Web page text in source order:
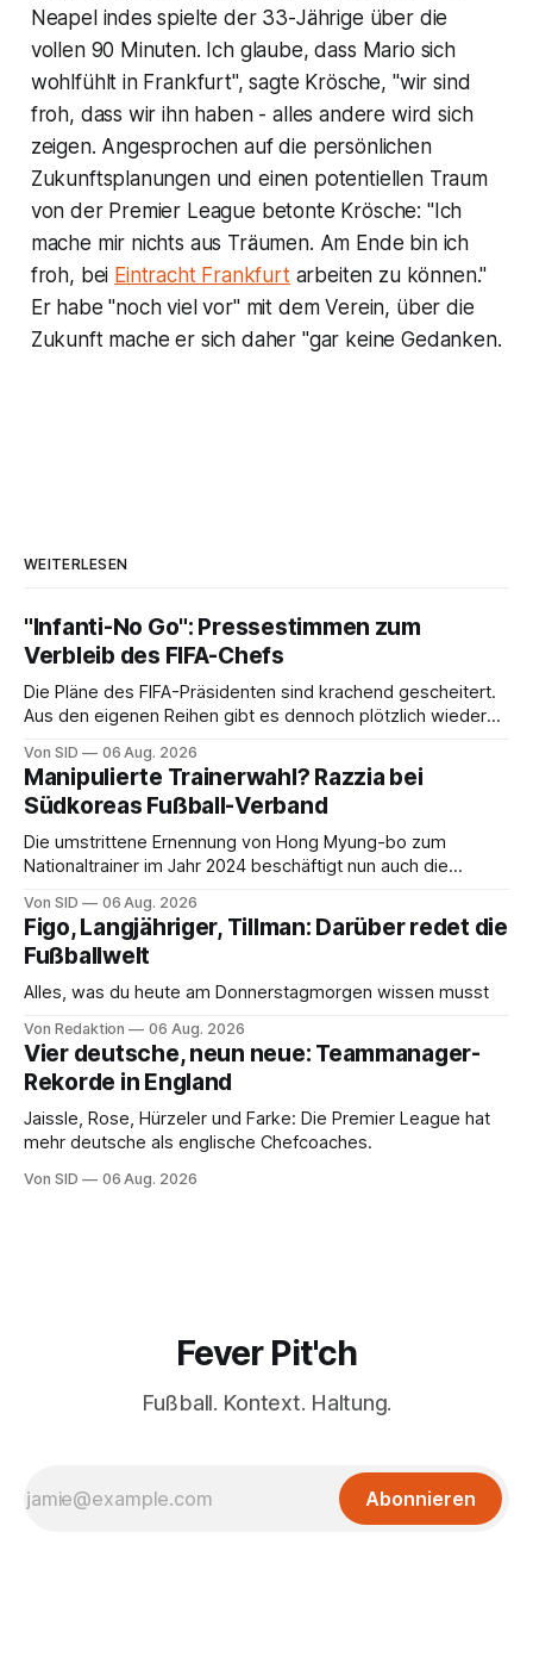
Neapel indes spielte der 33-Jährige über die
vollen 90 Minuten. Ich glaube, dass Mario sich
wohlfühlt in Frankfurt", sagte Krösche, "wir sind
froh, dass wir ihn haben - alles andere wird sich
zeigen. Angesprochen auf die persönlichen
Zukunftsplanungen und einen potentiellen Traum
von der Premier League betonte Krösche: "Ich
mache mir nichts aus Träumen. Am Ende bin ich
froh, bei Eintracht Frankfurtarbeiten zu können."
Er habe "noch viel vor" mit dem Verein, über die
Zukunft mache er sich daher "gar keine Gedanken.
WEITERLESEN
"Infanti-No Go": Pressestimmen zum
Verbleib des FIFA-Chefs
Die Pläne des FIFA-Präsidenten sind krachend gescheitert.
Aus den eigenen Reihen gibt es dennoch plötzlich wieder
Von SID 06 Aug. 2026
Manipulierte Trainerwahl? Razzia bei
Südkoreas Fußball-Verband
Die umstrittene Ernennung von Hong Myung-bo zum
Nationaltrainer im Jahr 2024 beschäftigt nun auch die
Von SID 06 Aug. 2026
Figo, Langjähriger, Tillman: Darüber redet die
Fußballwelt
Alles, was du heute am Donnerstagmorgen wissen musst
Von Redaktion 06 Aug. 2026
Vier deutsche, neun neue: Teammanager-
Rekorde in England
Jaissle, Rose, Hürzeler und Farke: Die Premier League hat
mehr deutsche als englische Chefcoaches.
Von SID 06 Aug. 2026
Fever Pit'ch
Fußball. Kontext. Haltung.
Abonnieren